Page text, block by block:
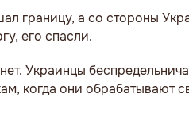
границу, а со стороны
его спасли.
Украинцы
когда они обрабатывают